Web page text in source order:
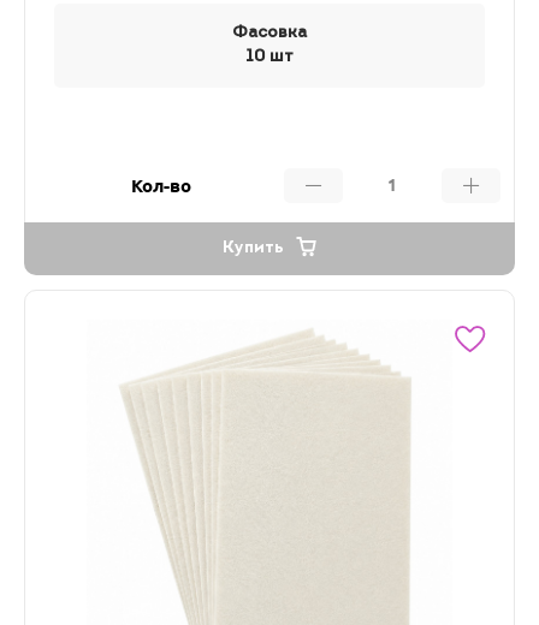
Фасовка
10 шт
Кол-во
Купить